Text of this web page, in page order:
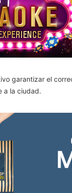
garantizar el
a la ciudad.